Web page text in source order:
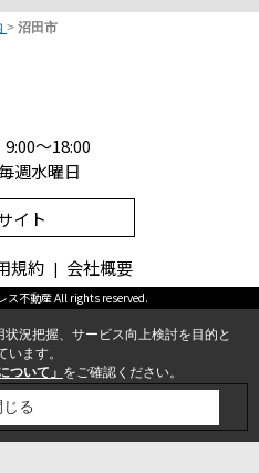
> 沼田市
～18:00
週水曜日
イト
規約 会社概要
ス不動産 All rights reserved.
況把握、サービス向上検討を目的と
ます。
ついて」 をご確認ください。
じる